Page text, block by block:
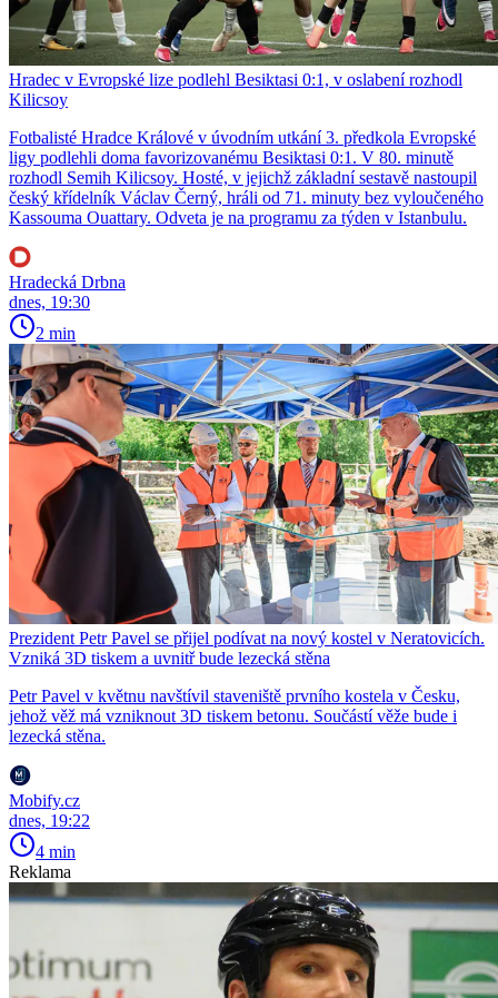
Hradec v Evropské lize podlehl Besiktasi 0:1, v oslabení rozhodl
Kilicsoy
Fotbalisté Hradce Králové v úvodním utkání 3. předkola Evropské
ligy podlehli doma favorizovanému Besiktasi 0:1. V 80. minutě
rozhodl Semih Kilicsoy. Hosté, v jejichž základní sestavě nastoupil
český křídelník Václav Černý, hráli od 71. minuty bez vyloučeného
Kassouma Ouattary. Odveta je na programu za týden v Istanbulu.
Hradecká Drbna
dnes, 19:30
2 min
Prezident Petr Pavel se přijel podívat na nový kostel v Neratovicích.
Vzniká 3D tiskem a uvnitř bude lezecká stěna
Petr Pavel v květnu navštívil staveniště prvního kostela v Česku,
jehož věž má vzniknout 3D tiskem betonu. Součástí věže bude i
lezecká stěna.
Mobify.cz
dnes, 19:22
4 min
Reklama